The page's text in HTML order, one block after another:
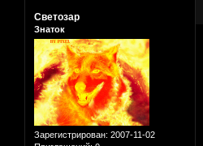
Светозар
Знаток
Зарегистрирован: 2007-11-02